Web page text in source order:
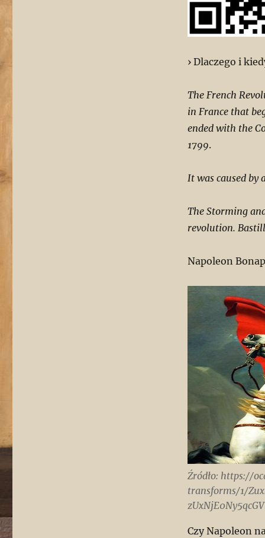
› Dlaczego i
The French
in France that
ended with the
1799.
It was caused by
The Storming
revolution.
Napoleon
Źródło: https://
transforms/1/
Czy Napoleon